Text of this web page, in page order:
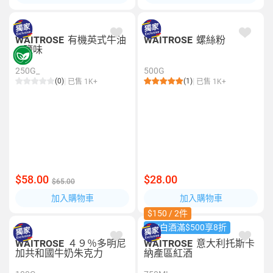
WAITROSE 有機英式牛油
—鹽味
250G_
(0) 已售 1K+
$58.00 $65.00
加入購物車
WAITROSE 螺絲粉
500G
(1) 已售 1K+
$28.00
加入購物車
WAITROSE ４９％多明尼
加共和國牛奶朱克力
$150 / 2件
紅/白酒滿$500享8折
WAITROSE 意大利托斯卡
納產區紅酒